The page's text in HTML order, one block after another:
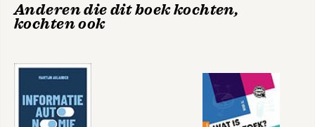
Anderen die dit boek kochten,
kochten ook